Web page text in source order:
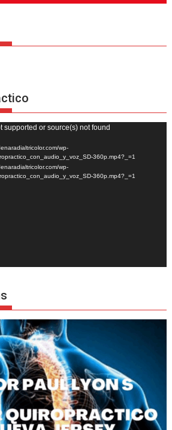
supported or source(s) not found
wp-
360p.mp4?_=1
wp-
360p.mp4?_=1